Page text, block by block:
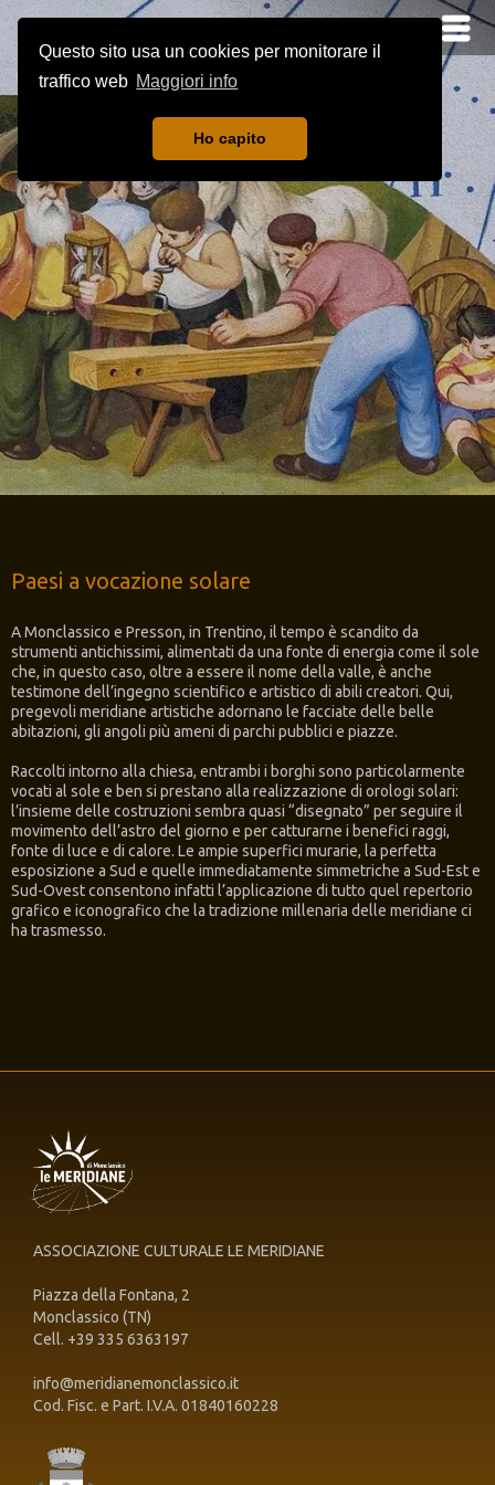
Questo sito usa un cookies per monitorare il
traffico web Maggiori info
Ho capito
Paesi a vocazione solare
A Monclassico e Presson, in Trentino, il tempo è scandito da
strumenti antichissimi, alimentati da una fonte di energia come il sole
che, in questo caso, oltre a essere il nome della valle, è anche
testimone dell’ingegno scientifico e artistico di abili creatori. Qui,
pregevoli meridiane artistiche adornano le facciate delle belle
abitazioni, gli angoli più ameni di parchi pubblici e piazze.
Raccolti intorno alla chiesa, entrambi i borghi sono particolarmente
vocati al sole e ben si prestano alla realizzazione di orologi solari:
l’insieme delle costruzioni sembra quasi “disegnato” per seguire il
movimento dell’astro del giorno e per catturarne i benefici raggi,
fonte di luce e di calore. Le ampie superfici murarie, la perfetta
esposizione a Sud e quelle immediatamente simmetriche a Sud-Est e
Sud-Ovest consentono infatti l’applicazione di tutto quel repertorio
grafico e iconografico che la tradizione millenaria delle meridiane ci
ha trasmesso.
ASSOCIAZIONE CULTURALE LE MERIDIANE
Piazza della Fontana, 2
Monclassico (TN)
Cell. +39 335 6363197
info@meridianemonclassico.it
Cod. Fisc. e Part. I.V.A. 01840160228